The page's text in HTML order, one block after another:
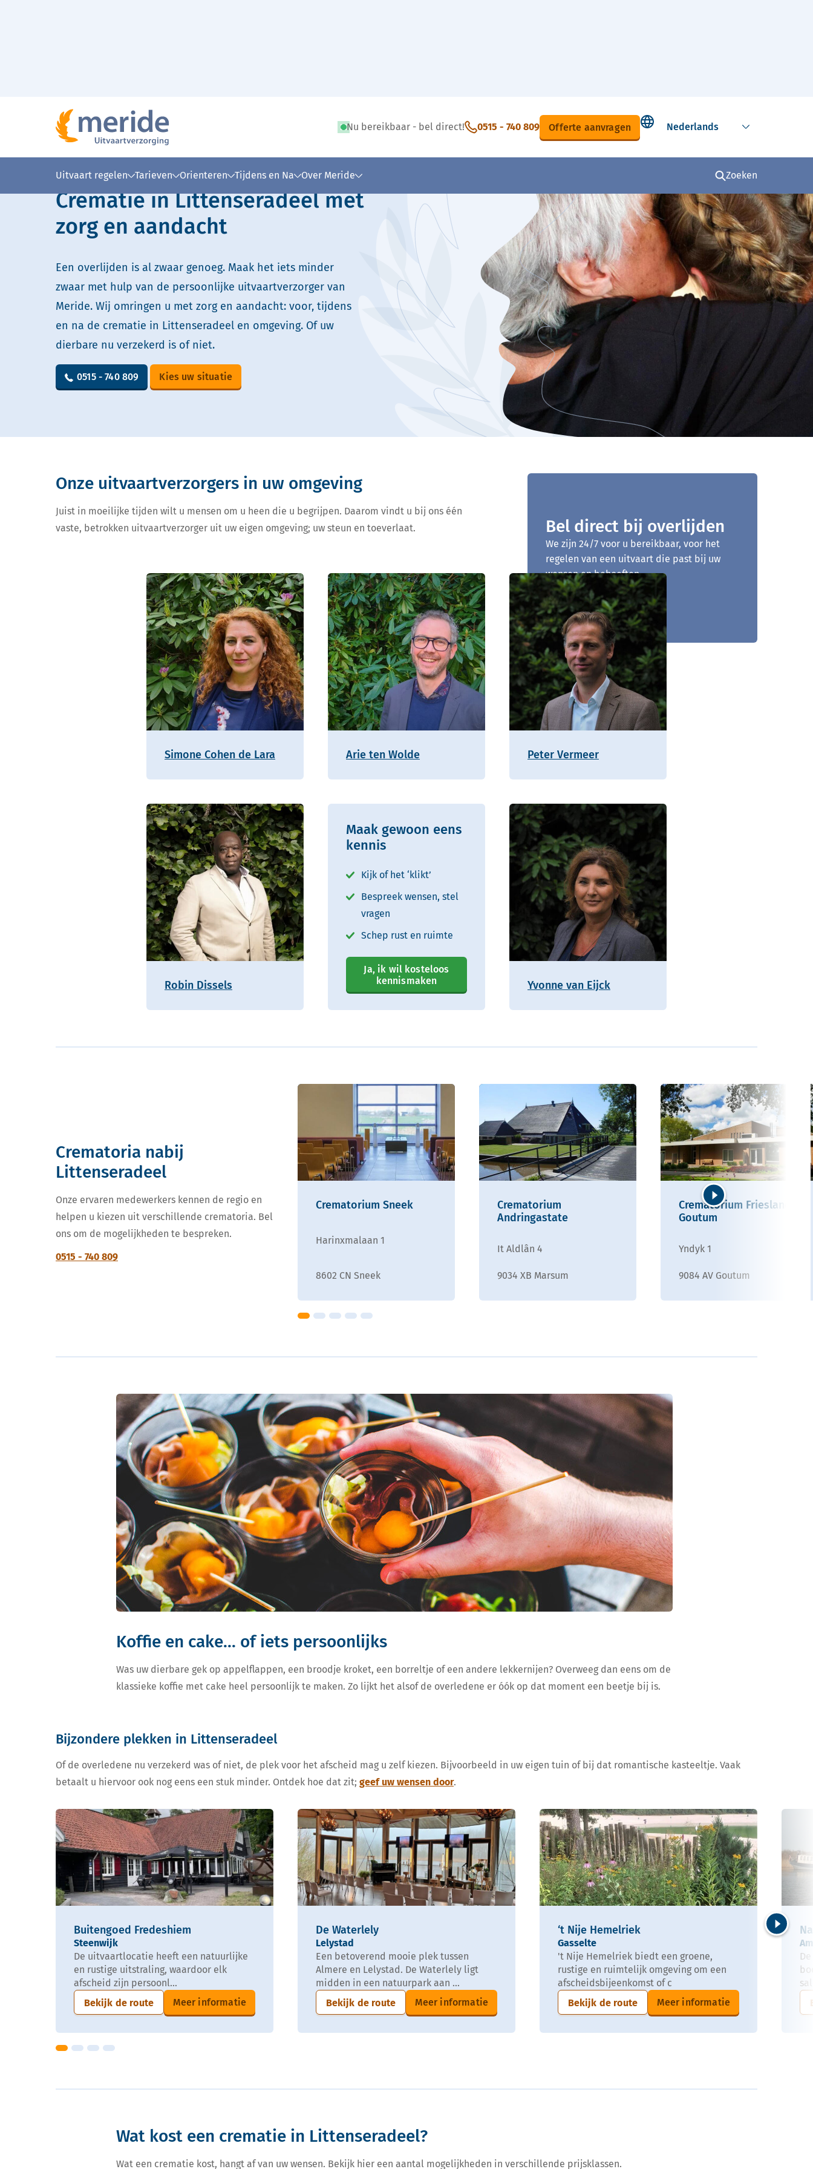
Nu bereikbaar - bel direct! 0515 - 740 809 Offerte aanvragen
Select language
Uitvaart regelen Tarieven Orienteren Tijdens en Na Over Meride Zoeken
Lees voor Uitleg woorden Simpele tekst
Crematie in Littenseradeel met
zorg en aandacht
Een overlijden is al zwaar genoeg. Maak het iets minder
zwaar met hulp van de persoonlijke uitvaartverzorger van
Meride. Wij omringen u met zorg en aandacht: voor, tijdens
en na de crematie in Littenseradeel en omgeving. Of uw
dierbare nu verzekerd is of niet.
0515 - 740 809 Kies uw situatie
Bel direct bij overlijden
We zijn 24/7 voor u bereikbaar, voor het
regelen van een uitvaart die past bij uw
wensen en behoeften.
0515 - 740 809
Onze uitvaartverzorgers in uw omgeving
Juist in moeilijke tijden wilt u mensen om u heen die u begrijpen. Daarom vindt u bij ons één
vaste, betrokken uitvaartverzorger uit uw eigen omgeving; uw steun en toeverlaat.
Simone Cohen de Lara Arie ten Wolde Peter Vermeer
Robin Dissels
Maak gewoon eens
kennis
Kijk of het ‘klikt’
Bespreek wensen, stel
vragen
Schep rust en ruimte
Ja, ik wil kosteloos
kennismaken
Yvonne van Eijck
Crematoria nabij
Littenseradeel
Onze ervaren medewerkers kennen de regio en
helpen u kiezen uit verschillende crematoria. Bel
ons om de mogelijkheden te bespreken.
0515 - 740 809
Crematorium Sneek
Harinxmalaan 1
8602 CN Sneek
Crematorium
Andringastate
It Aldlân 4
9034 XB Marsum
Crematorium Friesland
Goutum
Yndyk 1
9084 AV Goutum
Volgende
Koffie en cake... of iets persoonlijks
Was uw dierbare gek op appelflappen, een broodje kroket, een borreltje of een andere lekkernijen? Overweeg dan eens om de
klassieke koffie met cake heel persoonlijk te maken. Zo lijkt het alsof de overledene er óók op dat moment een beetje bij is.
Bijzondere plekken in Littenseradeel
Of de overledene nu verzekerd was of niet, de plek voor het afscheid mag u zelf kiezen. Bijvoorbeeld in uw eigen tuin of bij dat romantische kasteeltje. Vaak
betaalt u hiervoor ook nog eens een stuk minder. Ontdek hoe dat zit; geef uw wensen door.
Buitengoed Fredeshiem
Steenwijk
De uitvaartlocatie heeft een natuurlijke
en rustige uitstraling, waardoor elk
afscheid zijn persoonl...
Bekijk de route
Meer informatie
De Waterlely
Lelystad
Een betoverend mooie plek tussen
Almere en Lelystad. De Waterlely ligt
midden in een natuurpark aan ...
Bekijk de route
Meer informatie
‘t Nije Hemelriek
Gasselte
't Nije Hemelriek biedt een groene,
rustige en ruimtelijk omgeving om een
afscheidsbijeenkomst of c
Bekijk de route
Meer informatie
Volgende
Wat kost een crematie in Littenseradeel?
Wat een crematie kost, hangt af van uw wensen. Bekijk hier een aantal mogelijkheden in verschillende prijsklassen.